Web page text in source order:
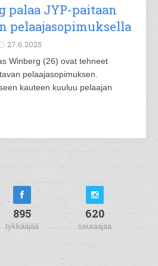
palaa JYP-paitaan
pelaajasopimuksella
27.6.2025
Winberg (26) ovat tehneet
pelaajasopimuksen.
kauteen kuuluu pelaajan
895
tykkääjää
620
seuraajaa